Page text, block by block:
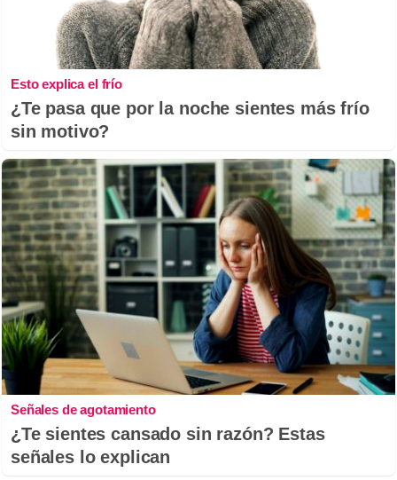
Esto explica el frío
¿Te pasa que por la noche sientes más frío
sin motivo?
Señales de agotamiento
¿Te sientes cansado sin razón? Estas
señales lo explican